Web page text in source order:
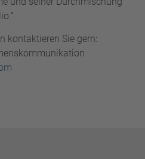
kontaktieren Sie gern: